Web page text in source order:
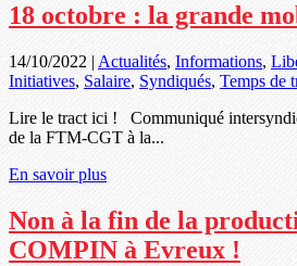
18 octobre : la grande
14/10/2022 | Actualités, Informations,
Initiatives, Salaire, Syndiqués, Temps de
Lire le tract ici ! Communiqué
de la FTM-CGT à la...
En savoir plus
Non à la fin de la
COMPIN à Evreux !